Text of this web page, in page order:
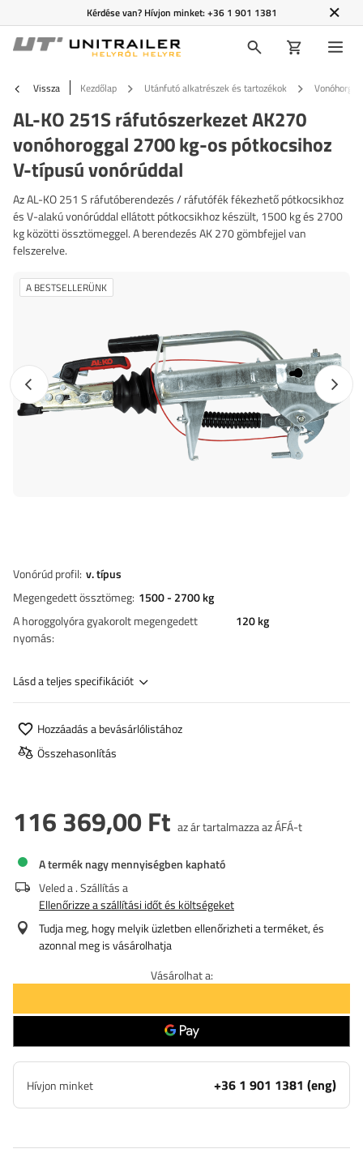
Kérdése van? Hívjon minket:+36 1 901 1381
Vissza Kezdőlap Utánfutó alkatrészek és tartozékok
AL-KO 251S ráfutószerkezet AK270
vonóhoroggal 2700 kg-os pótkocsihoz
V-típusú vonórúddal
Az AL-KO 251 S ráfutóberendezés / ráfutófék fékezhető pótkocsikhoz
és V-alakú vonórúddal ellátott pótkocsikhoz készült, 1500 kg és 2700
kg közötti össztömeggel. A berendezés AK 270 gömbfejjel van
felszerelve.
Előző fotó
A BESTSELLERÜNK
Vonórúd profil v. típus
Megengedett össztömeg 1500 - 2700 kg
A horoggolyóra gyakorolt megengedett
nyomás
120 kg
Lásd a teljes specifikációt
Hozzáadás a bevásárlólistához
Összehasonlítás
116 369,00 Ft az ár tartalmazza az ÁFÁ-t
A termék nagy mennyiségben kapható
Veled a. Szállítás a
Ellenőrizze a szállítási időt és költségeket
Tudja meg, hogy melyik üzletben ellenőrizheti a terméket, és
azonnal meg is vásárolhatja
Vásárolhat a:
Hívjon minket +36 1 901 1381 (eng)